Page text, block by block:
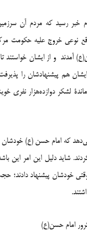
خبر رسید که مردم آن
نوعی خروج علیه حکومت
آمدند و از ایشان خواستند
هم پیشنهادشان را
لشکر دوازده‌هزار نفری
که امام حسن (ع) خودشان
شاید دلیل این امر این
خودشان پیشنهاد دادند؛
امام حسن(ع)